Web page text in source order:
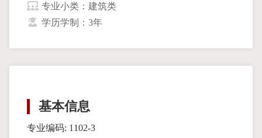
专业小类：建筑类
学历学制：3年
基本信息
专业编码: 1102-3